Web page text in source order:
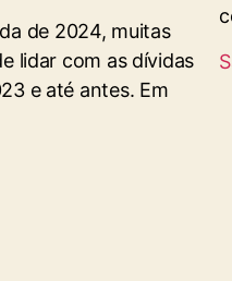
de 2024, muitas
lidar com as dívidas
e até antes. Em